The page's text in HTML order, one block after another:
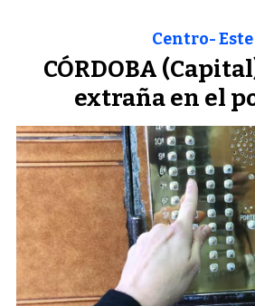
CÓRDOBA
extraña en el
Centro- Este